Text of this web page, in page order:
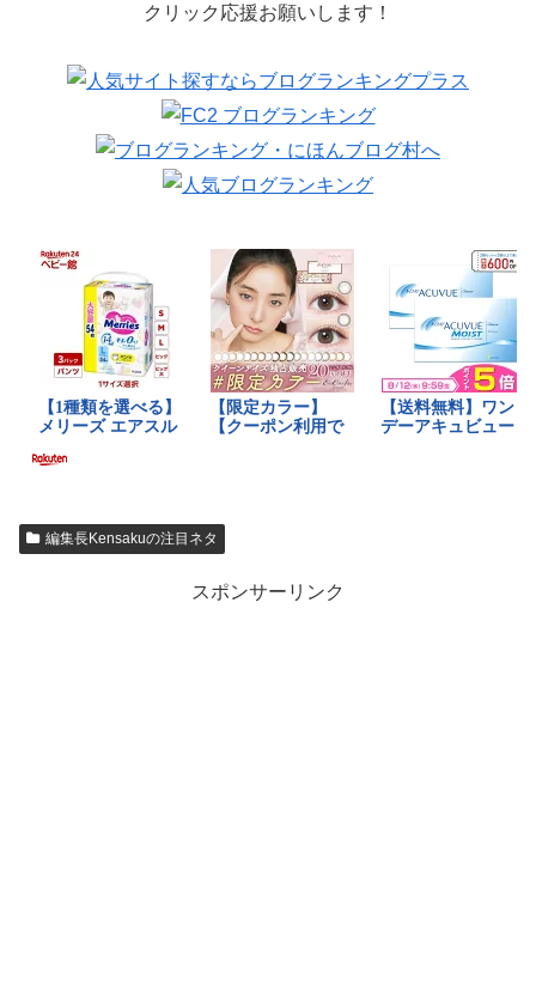
クリック応援お願いします！
編集長Kensakuの注目ネタ
スポンサーリンク